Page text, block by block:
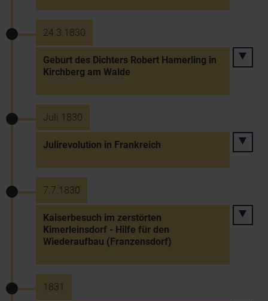
24.3.1830
Geburt des Dichters Robert Hamerling in
Kirchberg am Walde
Juli 1830
Julirevolution in Frankreich
7.7.1830
Kaiserbesuch im zerstörten
Kimerleinsdorf - Hilfe für den
Wiederaufbau (Franzensdorf)
1831